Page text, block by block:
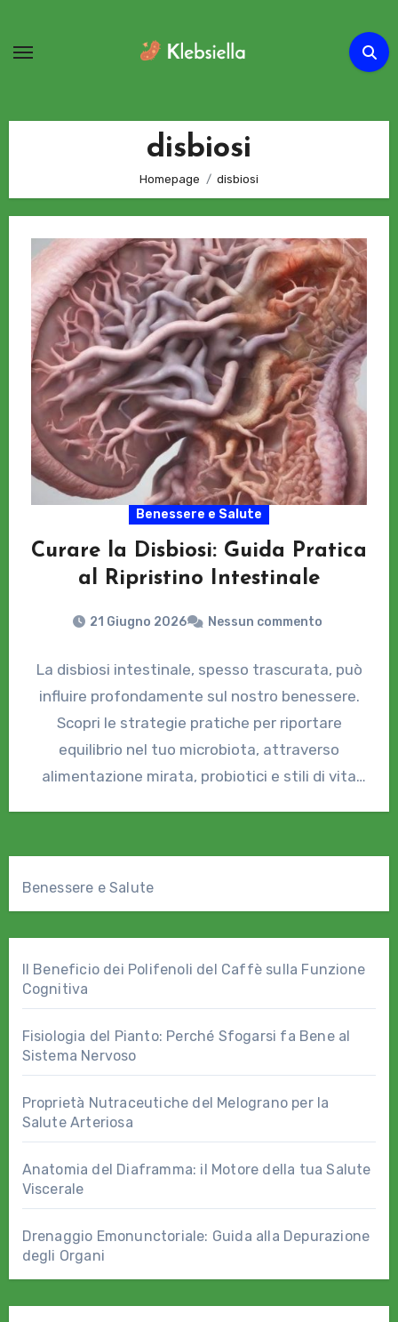
contenuto
disbiosi
Homepage disbiosi
Benessere e Salute
Curare la Disbiosi: Guida Pratica
al Ripristino Intestinale
21 Giugno 2026 Nessun commento
La disbiosi intestinale, spesso trascurata, può
influire profondamente sul nostro benessere.
Scopri le strategie pratiche per riportare
equilibrio nel tuo microbiota, attraverso
alimentazione mirata, probiotici e stili di vita
Benessere e Salute
Il Beneficio dei Polifenoli del Caffè sulla Funzione
Cognitiva
Fisiologia del Pianto: Perché Sfogarsi fa Bene al
Sistema Nervoso
Proprietà Nutraceutiche del Melograno per la
Salute Arteriosa
Anatomia del Diaframma: il Motore della tua Salute
Viscerale
Drenaggio Emonunctoriale: Guida alla Depurazione
degli Organi